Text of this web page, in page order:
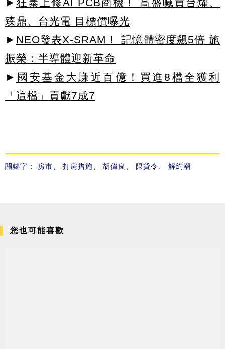
臻鼎、台光電 目標價曝光
► NEO發表X-SRAM！ 記憶體密度飆5倍 施
振榮：半導體迎新革命
► 國安基金大賺近百億！買進8檔全獲利
「這檔」貢獻7成7
關鍵字： 房市 打房措施 胡偉良 限貸令 解約潮
您也可能喜歡